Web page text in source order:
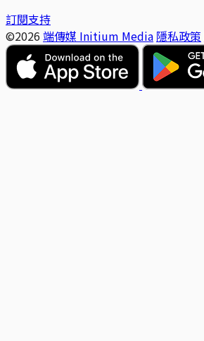
訂閱支持
©2026 端傳媒 Initium Media 隱私政策